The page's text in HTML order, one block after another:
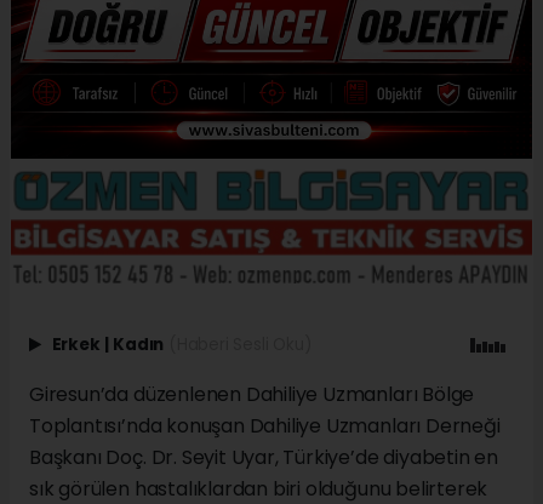
Erkek | Kadın
Giresun’da düzenlenen Dahiliye Uzmanları Bölge
Toplantısı’nda konuşan Dahiliye Uzmanları Derneği
Başkanı Doç. Dr. Seyit Uyar, Türkiye’de diyabetin en
sık görülen hastalıklardan biri olduğunu belirterek